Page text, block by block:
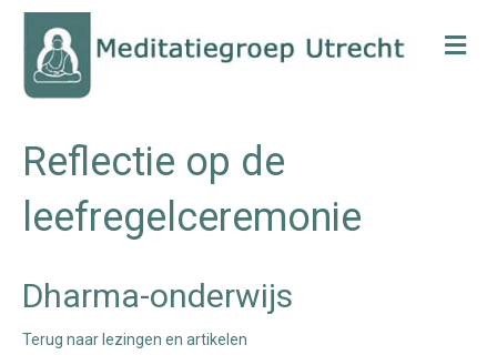
Reflectie op de
leefregelceremonie
Dharma-onderwijs
Terug naar lezingen en artikelen